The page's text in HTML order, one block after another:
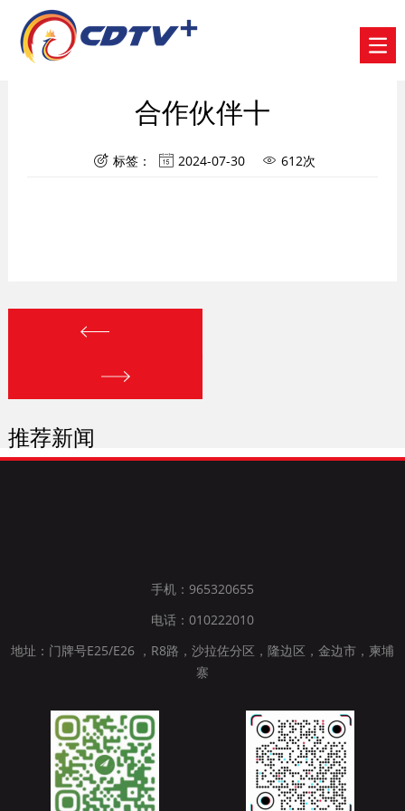
合作伙伴十
 标签：  2024-07-30  612次
推荐新闻
手机：965320655
电话：010222010
地址：门牌号E25/E26 ，R8路，沙拉佐分区，隆边区，金边市，柬埔
寨